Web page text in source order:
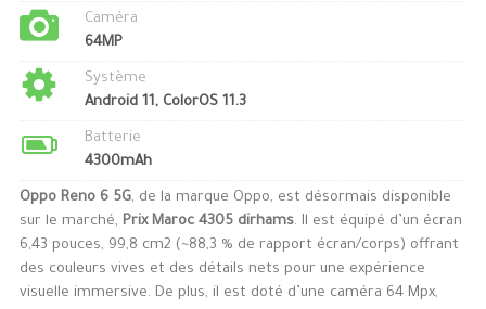
Caméra
64MP
Système
Android 11, ColorOS 11.3
Batterie
4300mAh
Oppo Reno 6 5G, de la marque Oppo, est désormais disponible
sur le marché, Prix Maroc 4305 dirhams. Il est équipé d’un écran
6,43 pouces, 99,8 cm2 (~88,3 % de rapport écran/corps) offrant
des couleurs vives et des détails nets pour une expérience
visuelle immersive. De plus, il est doté d’une caméra 64 Mpx,